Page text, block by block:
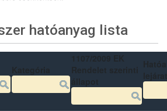
hatóanyag lista